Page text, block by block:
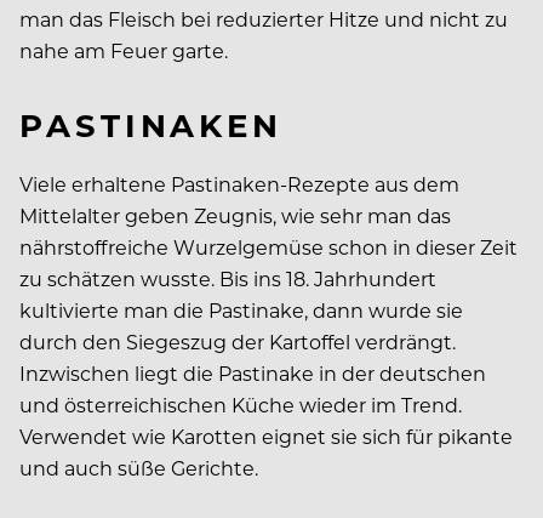
man das Fleisch bei reduzierter Hitze und nicht zu
nahe am Feuer garte.
PASTINAKEN
Viele erhaltene Pastinaken-Rezepte aus dem
Mittelalter geben Zeugnis, wie sehr man das
nährstoffreiche Wurzelgemüse schon in dieser Zeit
zu schätzen wusste. Bis ins 18. Jahrhundert
kultivierte man die Pastinake, dann wurde sie
durch den Siegeszug der Kartoffel verdrängt.
Inzwischen liegt die Pastinake in der deutschen
und österreichischen Küche wieder im Trend.
Verwendet wie Karotten eignet sie sich für pikante
und auch süße Gerichte.